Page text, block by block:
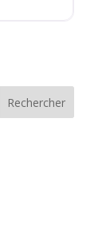
Rechercher